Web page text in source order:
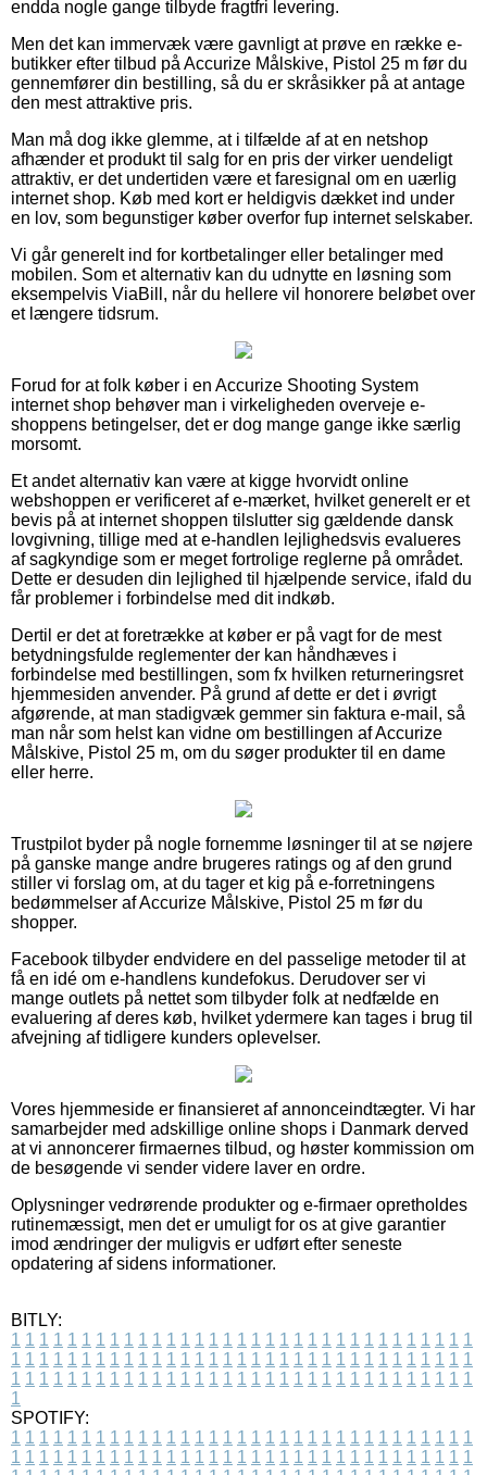
endda nogle gange tilbyde fragtfri levering.
Men det kan immervæk være gavnligt at prøve en række e-
butikker efter tilbud på Accurize Målskive, Pistol 25 m før du
gennemfører din bestilling, så du er skråsikker på at antage
den mest attraktive pris.
Man må dog ikke glemme, at i tilfælde af at en netshop
afhænder et produkt til salg for en pris der virker uendeligt
attraktiv, er det undertiden være et faresignal om en uærlig
internet shop. Køb med kort er heldigvis dækket ind under
en lov, som begunstiger køber overfor fup internet selskaber.
Vi går generelt ind for kortbetalinger eller betalinger med
mobilen. Som et alternativ kan du udnytte en løsning som
eksempelvis ViaBill, når du hellere vil honorere beløbet over
et længere tidsrum.
Forud for at folk køber i en Accurize Shooting System
internet shop behøver man i virkeligheden overveje e-
shoppens betingelser, det er dog mange gange ikke særlig
morsomt.
Et andet alternativ kan være at kigge hvorvidt online
webshoppen er verificeret af e-mærket, hvilket generelt er et
bevis på at internet shoppen tilslutter sig gældende dansk
lovgivning, tillige med at e-handlen lejlighedsvis evalueres
af sagkyndige som er meget fortrolige reglerne på området.
Dette er desuden din lejlighed til hjælpende service, ifald du
får problemer i forbindelse med dit indkøb.
Dertil er det at foretrække at køber er på vagt for de mest
betydningsfulde reglementer der kan håndhæves i
forbindelse med bestillingen, som fx hvilken returneringsret
hjemmesiden anvender. På grund af dette er det i øvrigt
afgørende, at man stadigvæk gemmer sin faktura e-mail, så
man når som helst kan vidne om bestillingen af Accurize
Målskive, Pistol 25 m, om du søger produkter til en dame
eller herre.
Trustpilot byder på nogle fornemme løsninger til at se nøjere
på ganske mange andre brugeres ratings og af den grund
stiller vi forslag om, at du tager et kig på e-forretningens
bedømmelser af Accurize Målskive, Pistol 25 m før du
shopper.
Facebook tilbyder endvidere en del passelige metoder til at
få en idé om e-handlens kundefokus. Derudover ser vi
mange outlets på nettet som tilbyder folk at nedfælde en
evaluering af deres køb, hvilket ydermere kan tages i brug til
afvejning af tidligere kunders oplevelser.
Vores hjemmeside er finansieret af annonceindtægter. Vi har
samarbejder med adskillige online shops i Danmark derved
at vi annoncerer firmaernes tilbud, og høster kommission om
de besøgende vi sender videre laver en ordre.
Oplysninger vedrørende produkter og e-firmaer opretholdes
rutinemæssigt, men det er umuligt for os at give garantier
imod ændringer der muligvis er udført efter seneste
opdatering af sidens informationer.
BITLY:
1 1 1 1 1 1 1 1 1 1 1 1 1 1 1 1 1 1 1 1 1 1 1 1 1 1 1 1 1 1 1 1 1
1 1 1 1 1 1 1 1 1 1 1 1 1 1 1 1 1 1 1 1 1 1 1 1 1 1 1 1 1 1 1 1 1
1 1 1 1 1 1 1 1 1 1 1 1 1 1 1 1 1 1 1 1 1 1 1 1 1 1 1 1 1 1 1 1 1
1
SPOTIFY:
1 1 1 1 1 1 1 1 1 1 1 1 1 1 1 1 1 1 1 1 1 1 1 1 1 1 1 1 1 1 1 1 1
1 1 1 1 1 1 1 1 1 1 1 1 1 1 1 1 1 1 1 1 1 1 1 1 1 1 1 1 1 1 1 1 1